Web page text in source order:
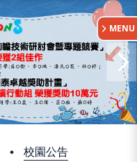
校園公告
MENU